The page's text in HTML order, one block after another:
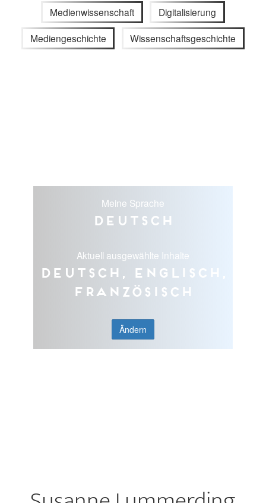
Medienwissenschaft Digitalisierung
Mediengeschichte Wissenschaftsgeschichte
Meine Sprache
Deutsch
Aktuell ausgewählte Inhalte
Deutsch, Englisch,
Französisch
Ändern